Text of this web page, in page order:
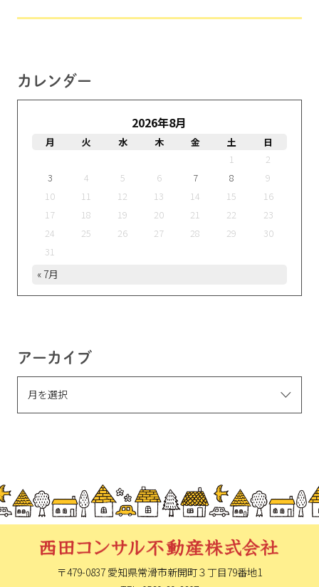
カレンダー
2026年8月
月 火 水 木 金 土
日
1
2
3
4 5 6 7 8
9
10
11 12 13 14 15
16
17
18 19 20 21 22
23
24
25 26 27 28 29
30
31
« 7月
アーカイブ
〒479-0837 愛知県常滑市新開町３丁目79番地1